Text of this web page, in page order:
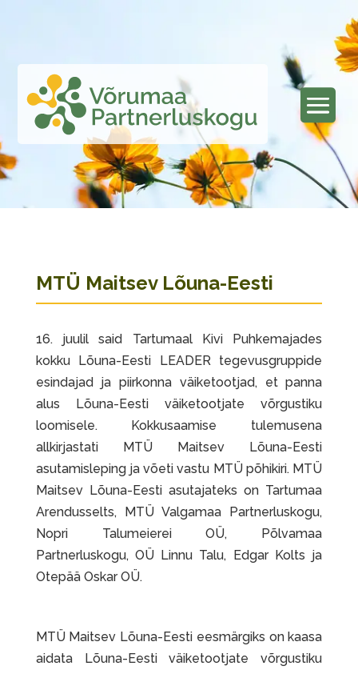
MTÜ Maitsev Lõuna-Eesti
16. juulil said Tartumaal Kivi Puhkemajades
kokku Lõuna-Eesti LEADER tegevusgruppide
esindajad ja piirkonna väiketootjad, et panna
alus Lõuna-Eesti väiketootjate võrgustiku
loomisele. Kokkusaamise tulemusena
allkirjastati MTÜ Maitsev Lõuna-Eesti
asutamisleping ja võeti vastu MTÜ põhikiri. MTÜ
Maitsev Lõuna-Eesti asutajateks on Tartumaa
Arendusselts, MTÜ Valgamaa Partnerluskogu,
Nopri Talumeierei OÜ, Põlvamaa
Partnerluskogu, OÜ Linnu Talu, Edgar Kolts ja
Otepää Oskar OÜ.
MTÜ Maitsev Lõuna-Eesti eesmärgiks on kaasa
aidata Lõuna-Eesti väiketootjate võrgustiku